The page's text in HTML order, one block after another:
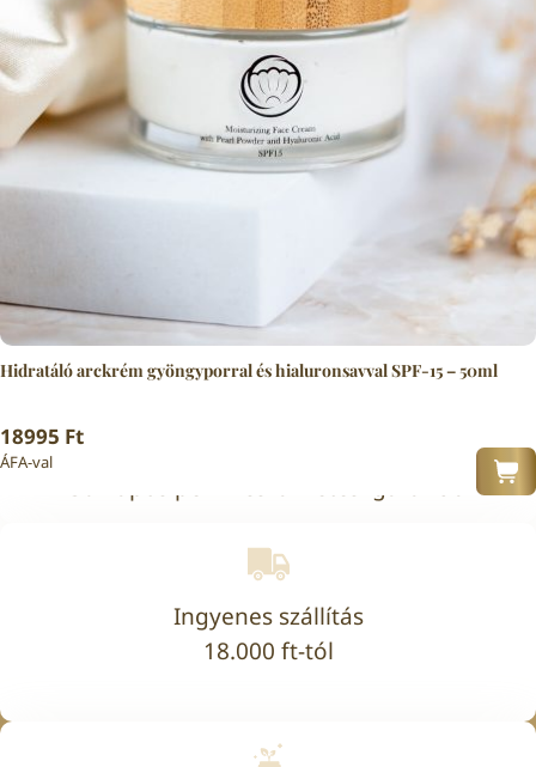
Hidratáló arckrém gyöngyporral és hialuronsavval SPF-15 – 50ml
18995 Ft
ÁFA-val
Ingyenes szállítás
18.000 ft-tól